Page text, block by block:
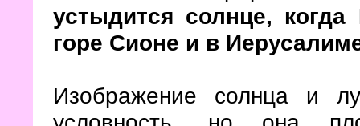
устыдится солнце,
горе Сионе и в
Изображение солнца и